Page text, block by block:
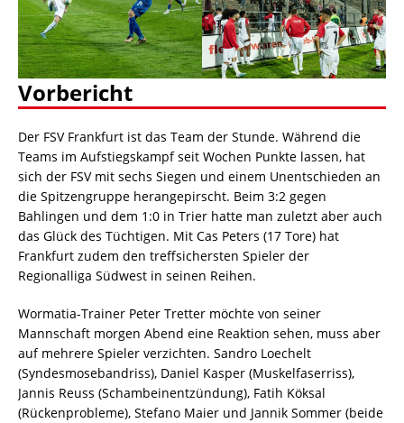
Vorbericht
Der FSV Frankfurt ist das Team der Stunde. Während die
Teams im Aufstiegskampf seit Wochen Punkte lassen, hat
sich der FSV mit sechs Siegen und einem Unentschieden an
die Spitzengruppe herangepirscht. Beim 3:2 gegen
Bahlingen und dem 1:0 in Trier hatte man zuletzt aber auch
das Glück des Tüchtigen. Mit Cas Peters (17 Tore) hat
Frankfurt zudem den treffsichersten Spieler der
Regionalliga Südwest in seinen Reihen.
Wormatia-Trainer Peter Tretter möchte von seiner
Mannschaft morgen Abend eine Reaktion sehen, muss aber
auf mehrere Spieler verzichten. Sandro Loechelt
(Syndesmosebandriss), Daniel Kasper (Muskelfaserriss),
Jannis Reuss (Schambeinentzündung), Fatih Köksal
(Rückenprobleme), Stefano Maier und Jannik Sommer (beide